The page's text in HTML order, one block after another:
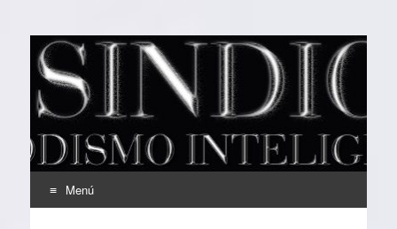
EL SINDICAL
Periodismo Inteligente
Menú